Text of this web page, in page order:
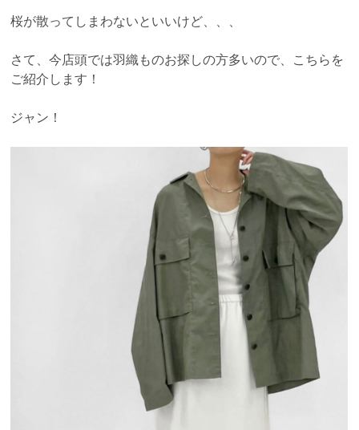
桜が散ってしまわないといいけど、、、
さて、今店頭では羽織ものお探しの方多いので、こちらを
ご紹介します！
ジャン！